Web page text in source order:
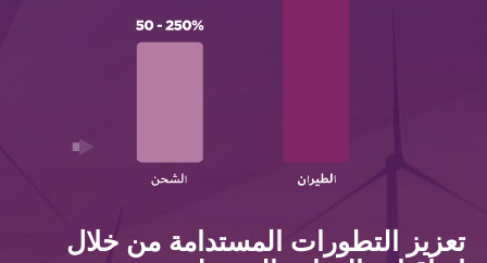
تعزيز التطورات المستدامة من خلال